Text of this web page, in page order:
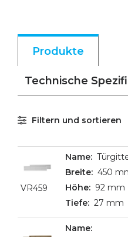
Produkte
Technische
Filtern und sortieren
VR459
450
92 mm
27 mm